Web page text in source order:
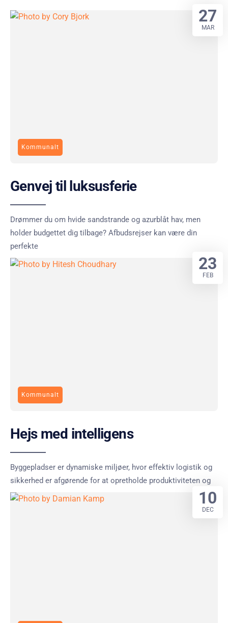
Kommunalt
Genvej til luksusferie
Drømmer du om hvide sandstrande og azurblåt hav, men
holder budgettet dig tilbage? Afbudsrejser kan være din
perfekte
27
MAR
Kommunalt
Hejs med intelligens
Byggepladser er dynamiske miljøer, hvor effektiv logistik og
sikkerhed er afgørende for at opretholde produktiviteten og
23
FEB
10
DEC